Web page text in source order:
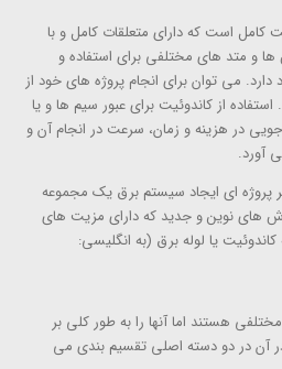
کامل است که دارای متعلقات کامل و با
و متد های مختلفی برای استفاده و
می توان برای انجام پروژه های خود از
استفاده از کاندوئیت برای عبور سیم ها و یا
در هزینه و زمان، سرعت در انجام آن و
آورد.
پروژه ای ایجاد سیستم برق یک مجموعه
های نوین و جدید که دارای مزیت های
یا لوله برق (به انگلیسی:
هستند اما آنها را به طور کلی بر
در آن در دو دسته اصلی تقسیم بندی می